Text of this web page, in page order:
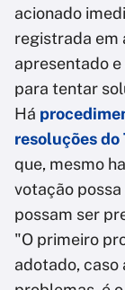
acionado
registrada em
apresentado
para tentar
Há
resoluções do
que, mesmo
votação
possam ser
"O primeiro
adotado, caso